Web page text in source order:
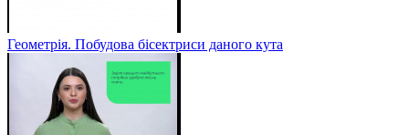
Геометрія. Побудова бісектриси даного кута